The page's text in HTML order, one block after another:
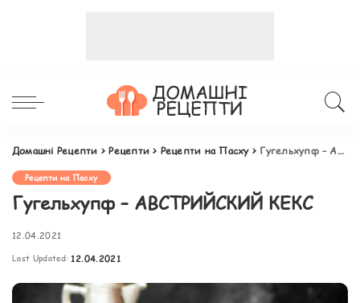
Домашні Рецепти >Рецепти > Рецепти на Пасху> Гугельхупф – АВСТРИЙСКИЙ КЕКС
Рецепти на Пасху
Гугельхупф – АВСТРИЙСКИЙ КЕКС
12.04.2021
Last Updated: 12.04.2021